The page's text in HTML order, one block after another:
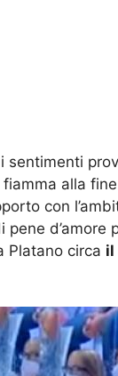
alla
con
d’amore
Platano circa il